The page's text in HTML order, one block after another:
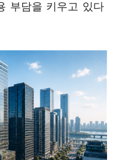
부담을 키우고 있다